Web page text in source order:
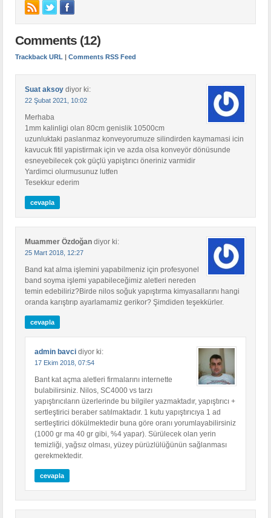
Comments (12)
Trackback URL |Comments RSS Feed
Suat aksoy diyor ki:
22 Şubat 2021, 10:02
Merhaba
1mm kalinligi olan 80cm genislik 10500cm
uzunluktaki paslanmaz konveyorumuze silindirden kaymamasi icin
kavucuk fitil yapistirmak için ve azda olsa konveyör dönüsunde
esneyebilecek çok güçlü yapiştırıcı öneriniz varmidir
Yardimci olurmusunuz lutfen
Tesekkur ederim
cevapla
Muammer Özdoğan diyor ki:
25 Mart 2018, 12:27
Band kat alma işlemini yapabilmeniz için profesyonel
band soyma işlemi yapabileceğimiz aletleri nereden
temin edebiliriz?Birde nilos soğuk yapıştırma kimyasallarını hangi
oranda karıştırıp ayarlamamiz gerikor? Şimdiden teşekkürler.
cevapla
admin bavci diyor ki:
17 Ekim 2018, 07:54
Bant kat açma aletleri firmalarını internette
bulabilirsiniz. Nilos, SC4000 vs tarzı
yapıştırıcıların üzerlerinde bu bilgiler yazmaktadır, yapıştırıcı +
sertleştirici beraber satılmaktadır. 1 kutu yapıştırıcıya 1 ad
sertleştirici dökülmektedir buna göre oranı yorumlayabilirsiniz
(1000 gr ma 40 gr gibi, %4 yapar). Sürülecek olan yerin
temizliği, yağsız olması, yüzey pürüzlülüğünün sağlanması
gerekmektedir.
cevapla